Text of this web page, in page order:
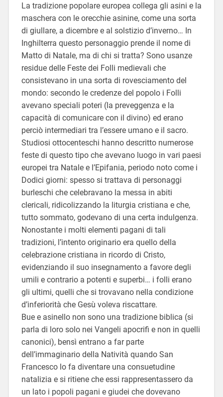
La tradizione popolare europea collega gli asini e la
maschera con le orecchie asinine, come una sorta
di giullare, a dicembre e al solstizio d’inverno… In
Inghilterra questo personaggio prende il nome di
Matto di Natale, ma di chi si tratta? Sono usanze
residue delle Feste dei Folli medievali che
consistevano in una sorta di rovesciamento del
mondo: secondo le credenze del popolo i Folli
avevano speciali poteri (la preveggenza e la
capacità di comunicare con il divino) ed erano
perciò intermediari tra l’essere umano e il sacro.
Studiosi ottocenteschi hanno descritto numerose
feste di questo tipo che avevano luogo in vari paesi
europei tra Natale e l’Epifania, periodo noto come i
Dodici giorni: spesso si trattava di personaggi
burleschi che celebravano la messa in abiti
clericali, ridicolizzando la liturgia cristiana e che,
tutto sommato, godevano di una certa indulgenza.
Nonostante i molti elementi pagani di tali
tradizioni, l’intento originario era quello della
celebrazione cristiana in ricordo di Cristo,
evidenziando il suo insegnamento a favore degli
umili e contrario a potenti e superbi… i folli erano
gli ultimi, quelli che si trovavano nella condizione
d’inferiorità che Gesù voleva riscattare.
Bue e asinello non sono una tradizione biblica (si
parla di loro solo nei Vangeli apocrifi e non in quelli
canonici), bensì entrano a far parte
dell’immaginario della Natività quando San
Francesco lo fa diventare una consuetudine
natalizia e si ritiene che essi rappresentassero da
un lato i popoli pagani e giudei che dovevano